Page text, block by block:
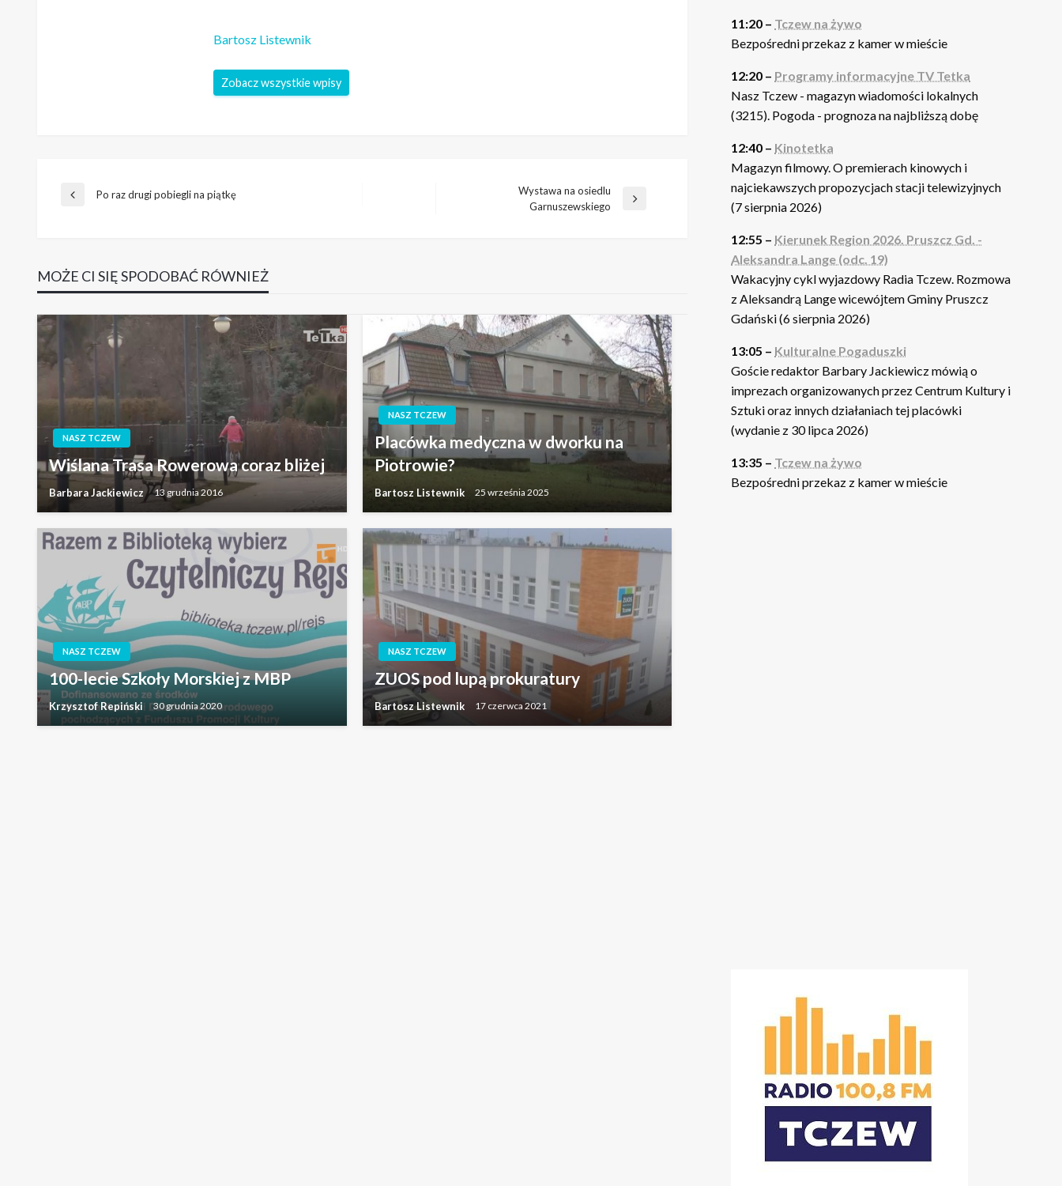
Bartosz Listewnik
Zobacz wszystkie wpisy
Nawigacja
Poprzedni
Po raz drugi pobiegli na piątkę
Wystawa na osiedlu
Garnuszewskiego
MOŻE CI SIĘ SPODOBAĆ RÓWNIEŻ
NASZ TCZEW
Wiślana Trasa Rowerowa coraz bliżej
Barbara Jackiewicz 13 grudnia 2016
NASZ TCZEW
Placówka medyczna w dworku na
Piotrowie?
Bartosz Listewnik 25 września 2025
NASZ TCZEW
100-lecie Szkoły Morskiej z MBP
Krzysztof Repiński 30 grudnia 2020
NASZ TCZEW
ZUOS pod lupą prokuratury
Bartosz Listewnik 17 czerwca 2021
11:20 – Tczew na żywo
Bezpośredni przekaz z kamer w mieście
12:20 – Programy informacyjne TV Tetka
Nasz Tczew - magazyn wiadomości lokalnych
(3215). Pogoda - prognoza na najbliższą dobę
12:40 – Kinotetka
Magazyn filmowy. O premierach kinowych i
najciekawszych propozycjach stacji telewizyjnych
(7 sierpnia 2026)
12:55 – Kierunek Region 2026. Pruszcz Gd. -
Aleksandra Lange (odc. 19)
Wakacyjny cykl wyjazdowy Radia Tczew. Rozmowa
z Aleksandrą Lange wicewójtem Gminy Pruszcz
Gdański (6 sierpnia 2026)
13:05 – Kulturalne Pogaduszki
Goście redaktor Barbary Jackiewicz mówią o
imprezach organizowanych przez Centrum Kultury i
Sztuki oraz innych działaniach tej placówki
(wydanie z 30 lipca 2026)
13:35 – Tczew na żywo
Bezpośredni przekaz z kamer w mieście